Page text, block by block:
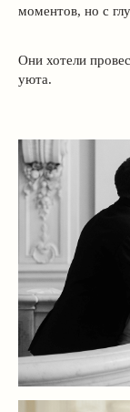
моментов, но с
Они хотели
уюта.